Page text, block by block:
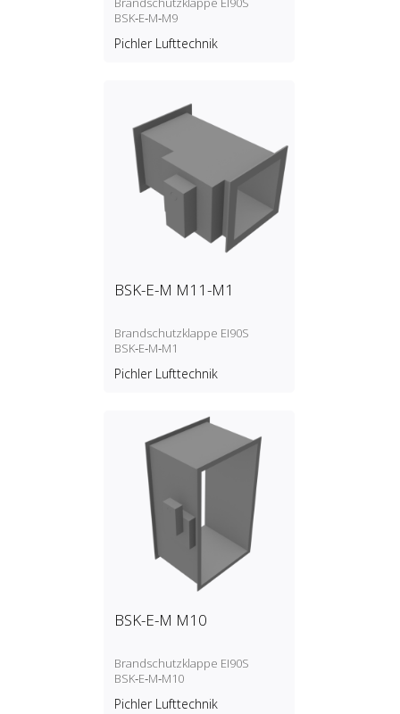
BSK‑E‑M‑M9
Pichler Lufttechnik
BSK-E-M M11-M1
Brandschutzklappe EI90S
BSK‑E‑M‑M1
Pichler Lufttechnik
BSK-E-M M10
Brandschutzklappe EI90S
BSK‑E‑M‑M10
Pichler Lufttechnik